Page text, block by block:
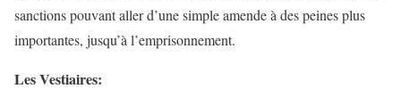
sanctions pouvant aller d’une simple amende à des peines plus
importantes, jusqu’à l’emprisonnement.
Les Vestiaires: